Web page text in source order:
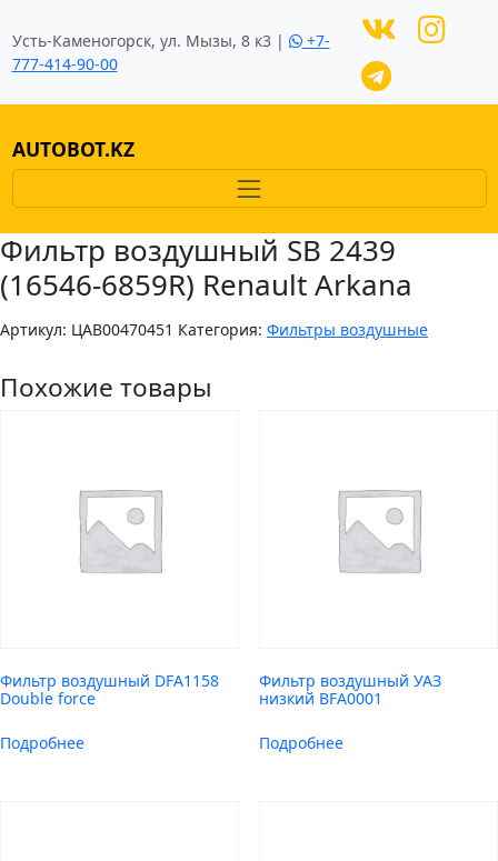
Усть-Каменогорск, ул. Мызы, 8 к3 |
+7-
777-414-90-00
AUTOBOT.KZ
Фильтр воздушный SB 2439
(16546-6859R) Renault Arkana
Артикул: ЦAB00470451 Категория: Фильтры воздушные
Похожие товары
Фильтр воздушный DFA1158
Double force
Подробнее
Фильтр воздушный УАЗ
низкий BFA0001
Подробнее